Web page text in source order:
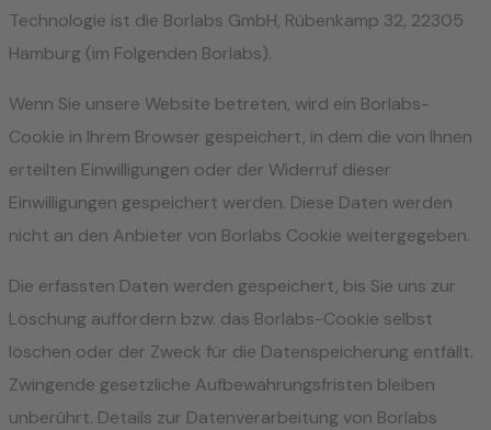
Technologie ist die Borlabs GmbH, Rübenkamp 32, 22305
Hamburg (im Folgenden Borlabs).
Wenn Sie unsere Website betreten, wird ein Borlabs-
Cookie in Ihrem Browser gespeichert, in dem die von Ihnen
erteilten Einwilligungen oder der Widerruf dieser
Einwilligungen gespeichert werden. Diese Daten werden
nicht an den Anbieter von Borlabs Cookie weitergegeben.
Die erfassten Daten werden gespeichert, bis Sie uns zur
Löschung auffordern bzw. das Borlabs-Cookie selbst
löschen oder der Zweck für die Datenspeicherung entfällt.
Zwingende gesetzliche Aufbewahrungsfristen bleiben
unberührt. Details zur Datenverarbeitung von Borlabs